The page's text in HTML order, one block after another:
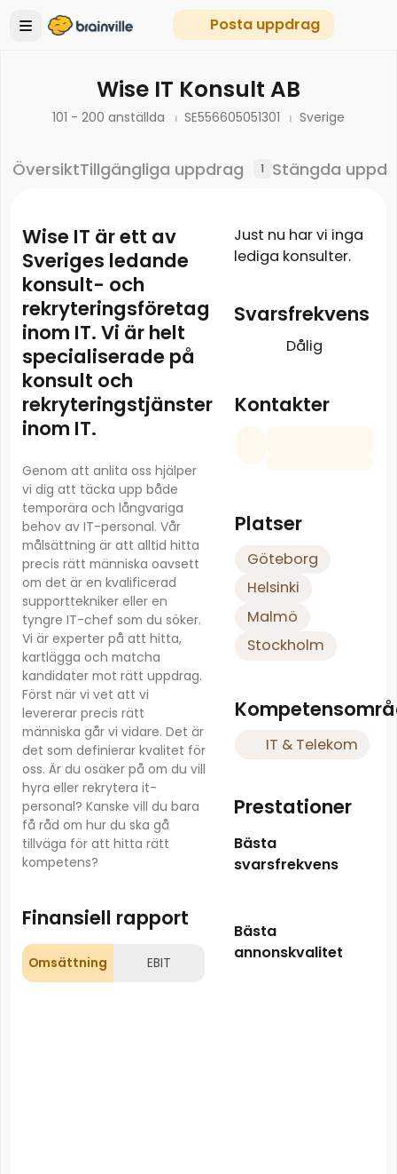
Posta uppdrag
Wise IT Konsult AB
101 - 200 anställda SE556605051301 Sverige
ÖversiktTillgängliga uppdrag 1 Stängda
Wise IT är ett av
Sveriges ledande
konsult- och
rekryteringsföretag
inom IT. Vi är helt
specialiserade på
konsult och
rekryteringstjänster
inom IT.
Genom att anlita oss hjälper
vi dig att täcka upp både
temporära och långvariga
behov av IT-personal. Vår
målsättning är att alltid hitta
precis rätt människa oavsett
om det är en kvalificerad
supporttekniker eller en
tyngre IT-chef som du söker.
Vi är experter på att hitta,
kartlägga och matcha
kandidater mot rätt uppdrag.
Först när vi vet att vi
levererar precis rätt
människa går vi vidare. Det är
det som definierar kvalitet för
oss. Är du osäker på om du vill
hyra eller rekrytera it-
personal? Kanske vill du bara
få råd om hur du ska gå
tillväga för att hitta rätt
kompetens?
Finansiell rapport
Omsättning EBIT
Just nu har vi inga
lediga konsulter.
Svarsfrekvens
Dålig
Kontakter
Platser
Göteborg
Helsinki
Malmö
Stockholm
IT & Telekom
Prestationer
Bästa
svarsfrekvens
Bästa
annonskvalitet